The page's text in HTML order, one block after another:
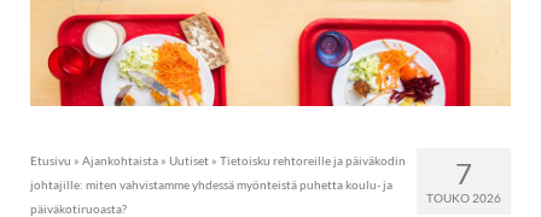
7
TOUKO 2026
Etusivu » Ajankohtaista » Uutiset » Tietoisku rehtoreille ja päiväkodin
johtajille: miten vahvistamme yhdessä myönteistä puhetta koulu- ja
päiväkotiruoasta?